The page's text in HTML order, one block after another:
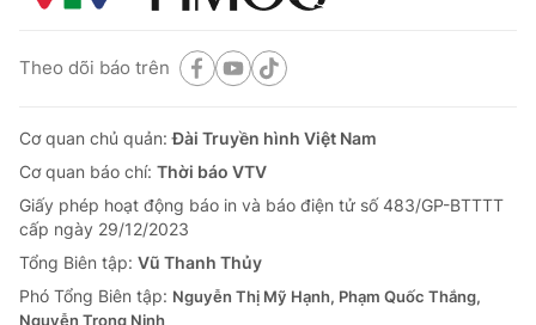
Theo dõi báo trên
Cơ quan chủ quản:Đài Truyền hình Việt Nam
Cơ quan báo chí: Thời báo VTV
Giấy phép hoạt động báo in và báo điện tử số 483/GP-BTTTT
cấp ngày 29/12/2023
Tổng Biên tập: Vũ Thanh Thủy
Phó Tổng Biên tập: Nguyễn Thị Mỹ Hạnh, Phạm Quốc Thắng,
Nguyễn Trọng Ninh